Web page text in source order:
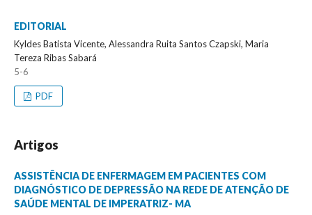
EDITORIAL
Kyldes Batista Vicente, Alessandra Ruita Santos Czapski, Maria
Tereza Ribas Sabará
5-6
PDF
Artigos
ASSISTÊNCIA DE ENFERMAGEM EM PACIENTES COM
DIAGNÓSTICO DE DEPRESSÃO NA REDE DE ATENÇÃO DE
SAÚDE MENTAL DE IMPERATRIZ- MA